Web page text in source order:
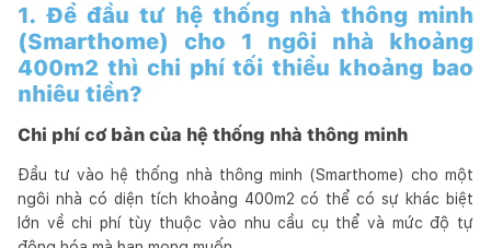
1. Để đầu tư hệ thống nhà thông minh
(Smarthome) cho 1 ngôi nhà khoảng
400m2 thì chi phí tối thiểu khoảng bao
nhiêu tiền?
Chi phí cơ bản của hệ thống nhà thông minh
Đầu tư vào hệ thống nhà thông minh (Smarthome) cho một
ngôi nhà có diện tích khoảng 400m2 có thể có sự khác biệt
lớn về chi phí tùy thuộc vào nhu cầu cụ thể và mức độ tự